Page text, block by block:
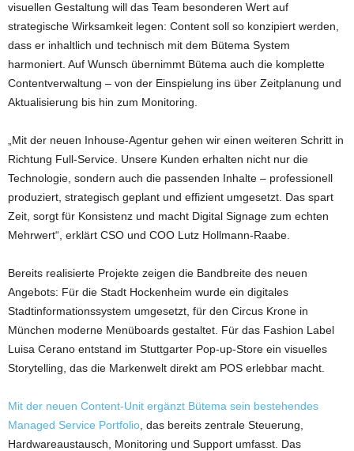
visuellen Gestaltung will das Team besonderen Wert auf
strategische Wirksamkeit legen: Content soll so konzipiert werden,
dass er inhaltlich und technisch mit dem Bütema System
harmoniert. Auf Wunsch übernimmt Bütema auch die komplette
Contentverwaltung – von der Einspielung ins über Zeitplanung und
Aktualisierung bis hin zum Monitoring.
„Mit der neuen Inhouse-Agentur gehen wir einen weiteren Schritt in
Richtung Full-Service. Unsere Kunden erhalten nicht nur die
Technologie, sondern auch die passenden Inhalte – professionell
produziert, strategisch geplant und effizient umgesetzt. Das spart
Zeit, sorgt für Konsistenz und macht Digital Signage zum echten
Mehrwert“, erklärt CSO und COO Lutz Hollmann-Raabe.
Bereits realisierte Projekte zeigen die Bandbreite des neuen
Angebots: Für die Stadt Hockenheim wurde ein digitales
Stadtinformationssystem umgesetzt, für den Circus Krone in
München moderne Menüboards gestaltet. Für das Fashion Label
Luisa Cerano entstand im Stuttgarter Pop-up-Store ein visuelles
Storytelling, das die Markenwelt direkt am POS erlebbar macht.
Mit der neuen Content-Unit ergänzt Bütema sein bestehendes
Managed Service Portfolio , das bereits zentrale Steuerung,
Hardwareaustausch, Monitoring und Support umfasst. Das